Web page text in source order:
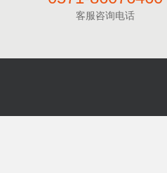
客服咨询电话